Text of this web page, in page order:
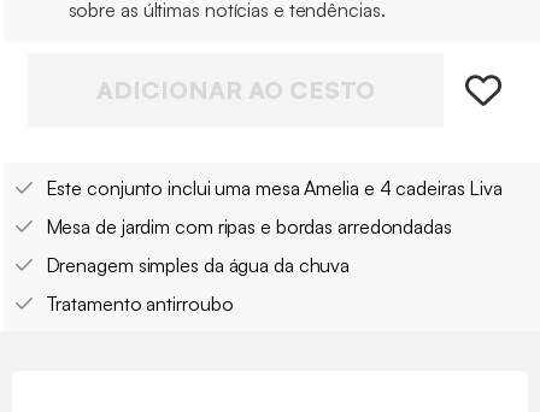
sobre as últimas notícias e tendências.
ADICIONAR AO CESTO
Este conjunto inclui uma mesa Amelia e 4 cadeiras Liva
Mesa de jardim com ripas e bordas arredondadas
Drenagem simples da água da chuva
Tratamento antirroubo